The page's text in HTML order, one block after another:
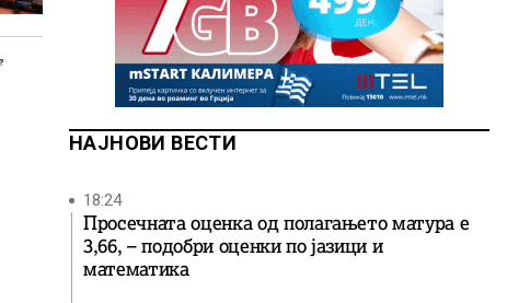
НАЈНОВИ ВЕСТИ
18:24
Просечната оценка од полагањето матура е
3,66, – подобри оценки по јазици и
математика